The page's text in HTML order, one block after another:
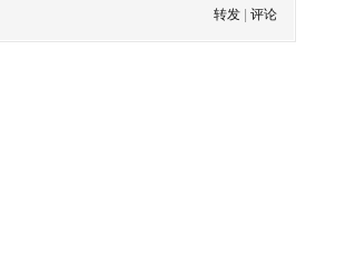
转发
评论